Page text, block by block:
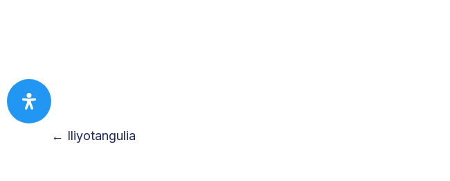
← Iliyotangulia